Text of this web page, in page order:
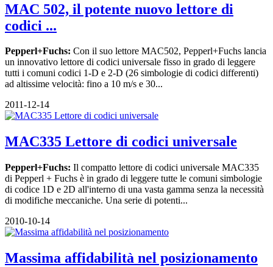
MAC 502, il potente nuovo lettore di
codici ...
Pepperl+Fuchs: Con il suo lettore MAC502, Pepperl+Fuchs lancia
un innovativo lettore di codici universale fisso in grado di leggere
tutti i comuni codici 1-D e 2-D (26 simbologie di codici differenti)
ad altissime velocità: fino a 10 m/s e 30...
2011-12-14
MAC335 Lettore di codici universale
Pepperl+Fuchs: Il compatto lettore di codici universale MAC335
di Pepperl + Fuchs è in grado di leggere tutte le comuni simbologie
di codice 1D e 2D all'interno di una vasta gamma senza la necessità
di modifiche meccaniche. Una serie di potenti...
2010-10-14
Massima affidabilità nel posizionamento